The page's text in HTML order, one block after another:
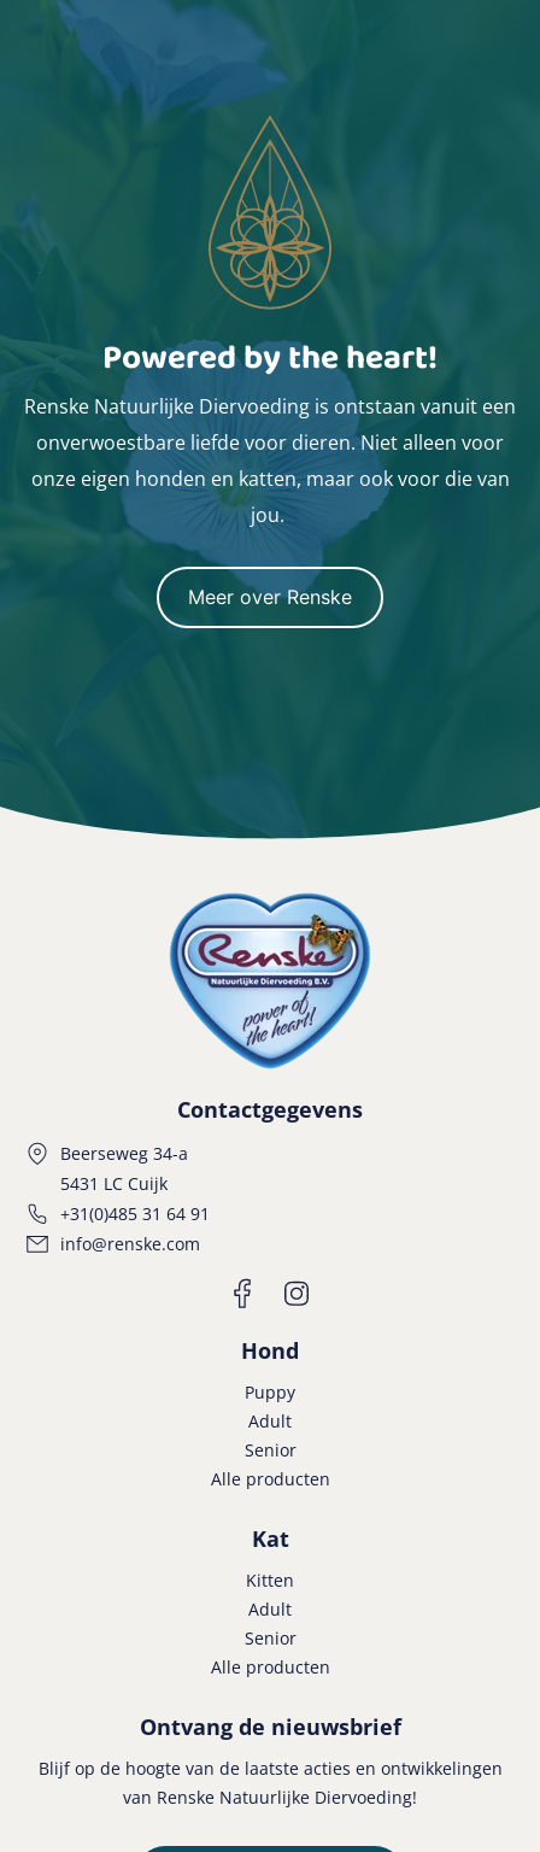
Powered by the heart!
Renske Natuurlijke Diervoeding is ontstaan vanuit een
onverwoestbare liefde voor dieren. Niet alleen voor
onze eigen honden en katten, maar ook voor die van
jou.
Meer over Renske
Contactgegevens
Beerseweg 34-a
5431 LC Cuijk
+31(0)485 31 64 91
info@renske.com
Hond
Puppy
Adult
Senior
Alle producten
Kat
Kitten
Adult
Senior
Alle producten
Ontvang de nieuwsbrief
Blijf op de hoogte van de laatste acties en ontwikkelingen
van Renske Natuurlijke Diervoeding!